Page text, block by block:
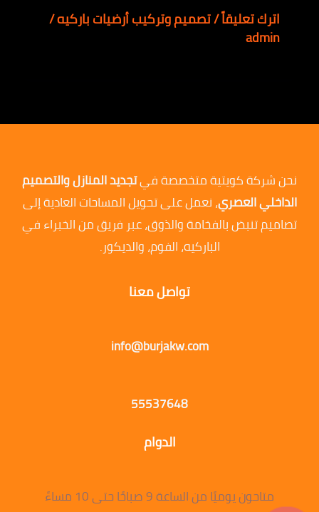
اترك تعليقاً/تصميم وتركيب أرضيات باركيه/
admin
نحن شركة كويتية متخصصة فيتجديد المنازل والتصميم
الداخلي العصري، نعمل على تحويل المساحات العادية إلى
تصاميم تنبض بالفخامة والذوق، عبر فريق من الخبراء في
الباركيه، الفوم، والديكور.
تواصل معنا
info@burjakw.com
55537648
الدوام
متاحون يوميًا من الساعة 9 صباحًا حتى 10 مساءً